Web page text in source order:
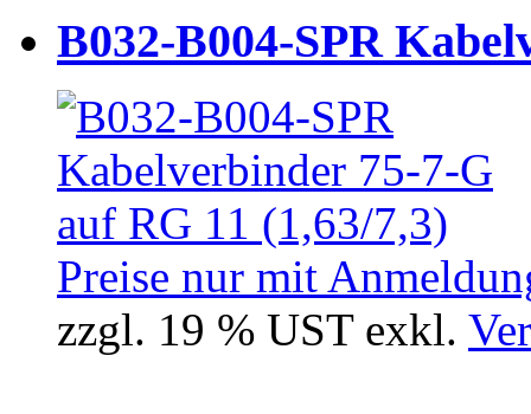
B032-B004-SPR
Preise nur mit
zzgl. 19 % UST exkl.